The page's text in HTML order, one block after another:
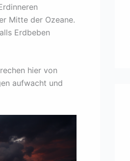
Mitte der Ozeane.
Erdbeben
hier von
aufwacht und